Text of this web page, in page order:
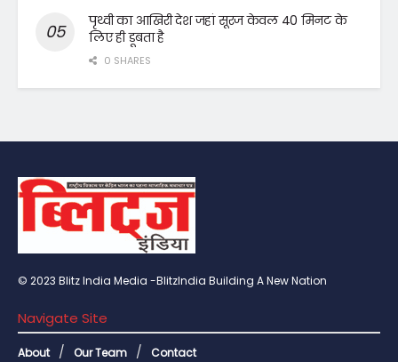
पृथ्वी का आखिरी देश जहां सूरज केवल 40 मिनट के
लिए ही डूबता है
0 SHARES
© 2023 Blitz India Media -BlitzIndia Building A New Nation
Navigate Site
About Our Team Contact